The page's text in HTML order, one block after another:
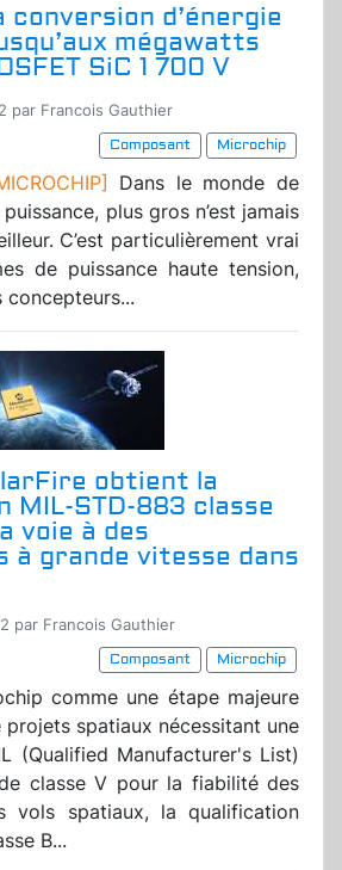
conversion d’énergie
mégawatts
SiC 1 700 V
par Francois Gauthier
Composant
Microchip
Dans le monde de
plus gros n’est jamais
C’est particulièrement vrai
de puissance haute tension,
concepteurs...
obtient la
MIL-STD-883 classe
voie à des
grande vitesse dans
par Francois Gauthier
Composant
Microchip
comme une étape majeure
projets spatiaux nécessitant une
(Qualified Manufacturer's List)
classe V pour la fiabilité des
vols spatiaux, la qualification
B...